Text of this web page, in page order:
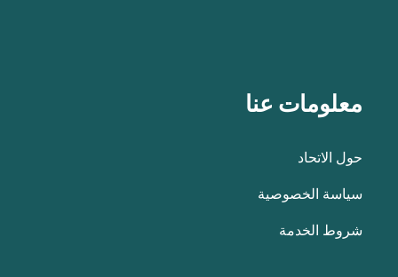
معلومات عنا
حول الاتحاد
سياسة الخصوصية
شروط الخدمة